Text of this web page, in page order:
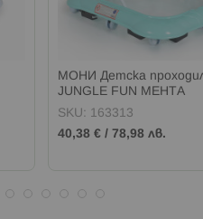
МОНИ Детска
JUNGLE FUN МЕНТА
SKU: 163313
40,38 € / 78,98 лв.